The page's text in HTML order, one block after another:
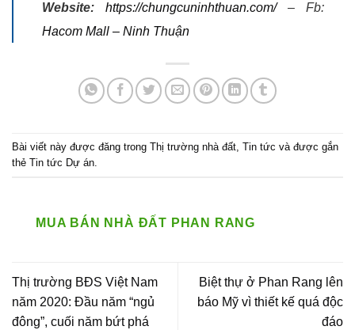
Website:
https://chungcuninhthuan.com/– Fb:
Hacom Mall – Ninh Thuận
Bài viết này được đăng trong Thị trường nhà đất Tin tức và được gắn
thẻ Tin tức Dự án
MUA BÁN NHÀ ĐẤT PHAN RANG
Thị trường BĐS Việt Nam
năm 2020: Đầu năm “ngủ
đông”, cuối năm bứt phá
Biệt thự ở Phan Rang lên
báo Mỹ vì thiết kế quá độc
đáo